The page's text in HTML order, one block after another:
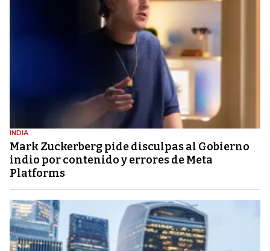
INDIA
Mark Zuckerberg pide disculpas al Gobierno
indio por contenido y errores de Meta
Platforms